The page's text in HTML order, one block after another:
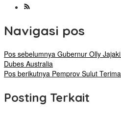
Navigasi pos
Pos sebelumnya Gubernur Olly
Dubes Australia
Pos berikutnya Pemprov Sulut
Posting Terkait